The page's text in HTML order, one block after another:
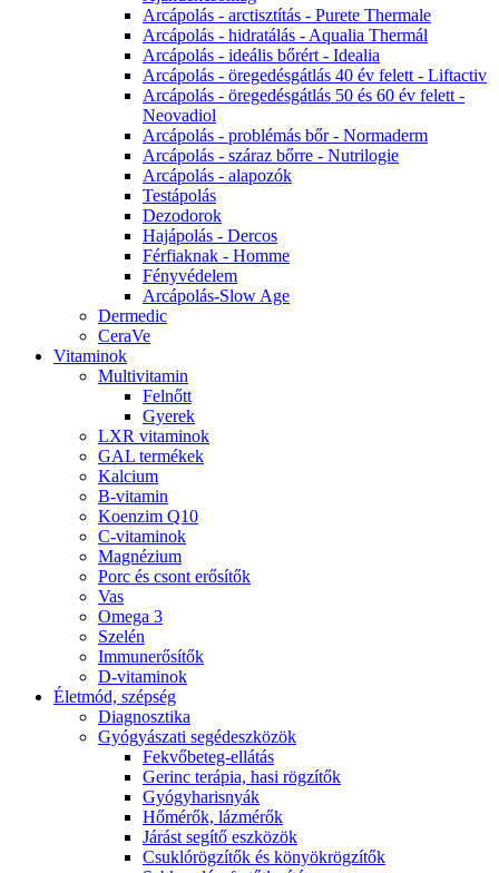
Arcápolás - arctisztítás - Purete Thermale
Arcápolás - hidratálás - Aqualia Thermál
Arcápolás - ideális bőrért - Idealia
Arcápolás - öregedésgátlás 40 év felett - Liftactiv
Arcápolás - öregedésgátlás 50 és 60 év felett -
Neovadiol
Arcápolás - problémás bőr - Normaderm
Arcápolás - száraz bőrre - Nutrilogie
Arcápolás - alapozók
Testápolás
Dezodorok
Hajápolás - Dercos
Férfiaknak - Homme
Fényvédelem
Arcápolás-Slow Age
Dermedic
CeraVe
Vitaminok
Multivitamin
Felnőtt
Gyerek
LXR vitaminok
GAL termékek
Kalcium
B-vitamin
Koenzim Q10
C-vitaminok
Magnézium
Porc és csont erősítők
Vas
Omega 3
Szelén
Immunerősítők
D-vitaminok
Életmód, szépség
Diagnosztika
Gyógyászati segédeszközök
Fekvőbeteg-ellátás
Gerinc terápia, hasi rögzítők
Gyógyharisnyák
Hőmérők, lázmérők
Járást segítő eszközök
Csuklórögzítők és könyökrögzítők